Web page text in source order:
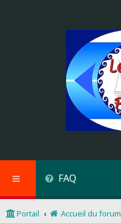
FAQ
Portail
Accueil du forum